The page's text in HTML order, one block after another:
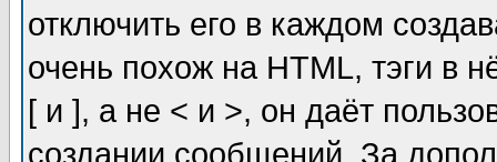
отключить его в каждом
очень похож на HTML, тэги в
[ и ], а не < и >, он даёт
создании сообщений. За